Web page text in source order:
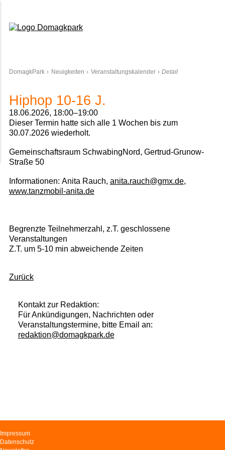
DomagkPark Neuigkeiten Veranstaltungskalender Detail
Hiphop 10-16 J.
18.06.2026, 18:00–19:00
Dieser Termin hatte sich alle 1 Wochen bis zum
30.07.2026 wiederholt.
Gemeinschaftsraum SchwabingNord, Gertrud-Grunow-
Straße 50
Informationen: Anita Rauch, anita.rauch@gmx.de,
www.tanzmobil-anita.de
Begrenzte Teilnehmerzahl, z.T. geschlossene
Veranstaltungen
Z.T. um 5-10 min abweichende Zeiten
Zurück
Kontakt zur Redaktion:
Für Ankündigungen, Nachrichten oder
Veranstaltungstermine, bitte Email an:
redaktion@domagkpark.de
Navigation
überspringen
Impressum
Datenschutz